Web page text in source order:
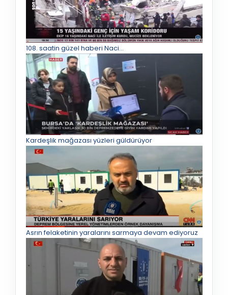
108. saatin güzel haberi Naci…
Kardeşlik mağazası yüzleri güldürüyor
Asrın felaketinin yaralarını sarmaya devam ediyoruz